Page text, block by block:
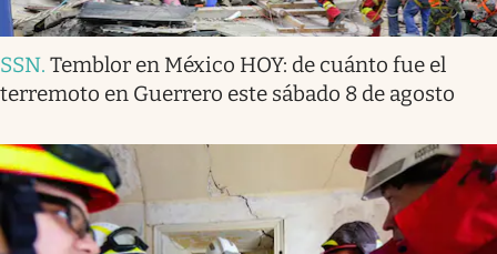
SSN. Temblor en México HOY: de cuánto fue el
terremoto en Guerrero este sábado 8 de agosto